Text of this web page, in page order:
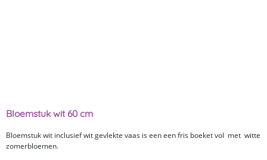
Bloemstuk wit 60 cm
Bloemstuk wit inclusief wit gevlekte vaas is een een fris boeket vol met witte
zomerbloemen.